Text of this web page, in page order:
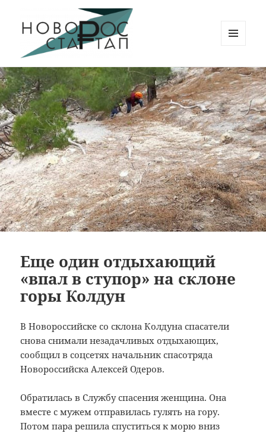
Новорос Стартап
ВИДЖЕТЫ
Еще один отдыхающий
«впал в ступор» на склоне
горы Колдун
В Новороссийске со склона Колдуна спасатели
снова снимали незадачливых отдыхающих,
сообщил в соцсетях начальник спасотряда
Новороссийска Алексей Одеров.
Обратилась в Службу спасения женщина. Она
вместе с мужем отправилась гулять на гору.
Потом пара решила спуститься к морю вниз